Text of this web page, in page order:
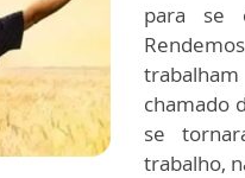
para se
chamado
se
trabalho,